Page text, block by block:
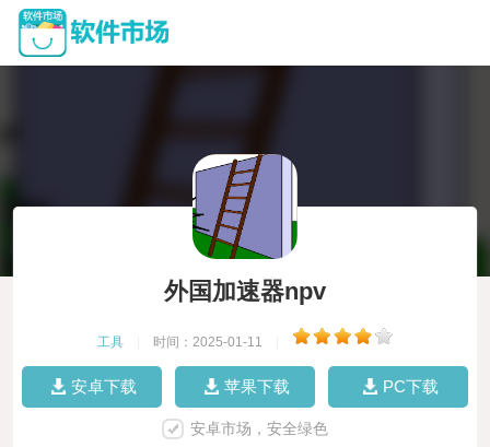
外国加速器npv
工具 时间：2025-01-11
安卓下载 苹果下载 PC下载
安卓市场，安全绿色